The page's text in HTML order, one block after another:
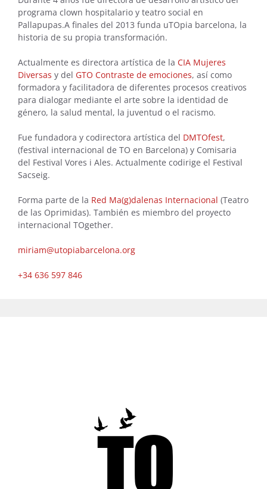
programa clown hospitalario y teatro social en
Pallapupas.A finales del 2013 funda uTOpia barcelona, la
historia de su propia transformación.
Actualmente es directora artística de la CIA Mujeres
Diversas y del GTO Contraste de emociones, así como
formadora y facilitadora de diferentes procesos creativos
para dialogar mediante el arte sobre la identidad de
género, la salud mental, la juventud o el racismo.
Fue fundadora y codirectora artística del DMTOfest,
(festival internacional de TO en Barcelona) y Comisaria
del Festival Vores i Ales. Actualmente codirige el Festival
Sacseig.
Forma parte de la Red Ma(g)dalenas Internacional (Teatro
de las Oprimidas). También es miembro del proyecto
internacional TOgether.
miriam@utopiabarcelona.org
+34 636 597 846